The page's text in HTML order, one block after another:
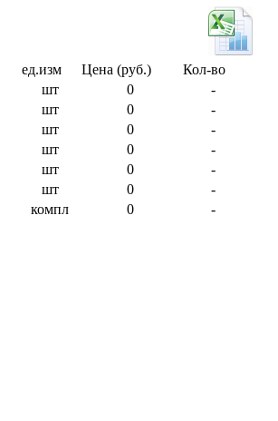
ед.изм Цена (руб.)
Кол-во
шт 0
-
шт 0
-
шт 0
-
шт 0
-
шт 0
-
шт 0
-
компл 0
-